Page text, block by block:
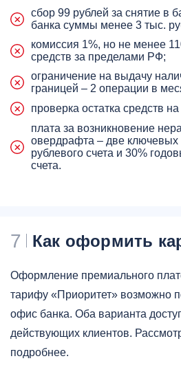
сбор 99 рублей за снятие в
банка суммы менее 3 тыс.
комиссия 1%, но не менее
средств за пределами РФ;
ограничение на выдачу
границей – 2 операции в
проверка остатка средств
плата за возникновение
овердрафта – две
рублевого счета и 30%
счета.
7 Как оформить
Оформление премиального
тарифу «Приоритет» возможно
офис банка. Оба варианта
действующих клиентов.
подробнее.